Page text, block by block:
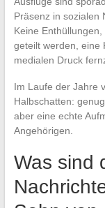
Präsenz in sozialen
Keine
geteilt werden, eine
medialen Druck
Im Laufe der Jahre
Halbschatten:
aber eine echte
Angehörigen.
Was sind